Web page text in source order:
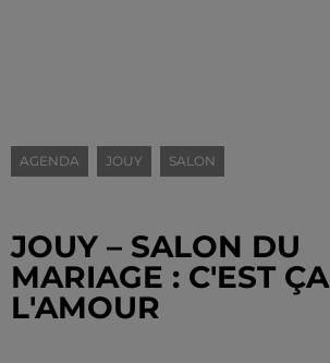
AGENDA JOUY SALON
JOUY – SALON DU
MARIAGE : C'EST ÇA
L'AMOUR